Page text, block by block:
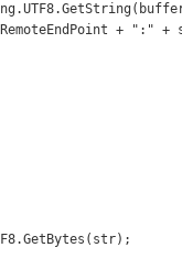
+ ":" +